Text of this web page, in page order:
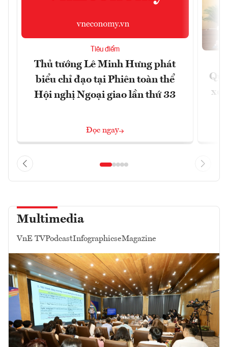
Tiêu điểm
Thủ tướng Lê Minh Hưng phát
biểu chỉ đạo tại Phiên toàn thể
Hội nghị Ngoại giao lần thứ 33
Đọc ngay
Multimedia
VnE TVPodcastInfographicseMagazine